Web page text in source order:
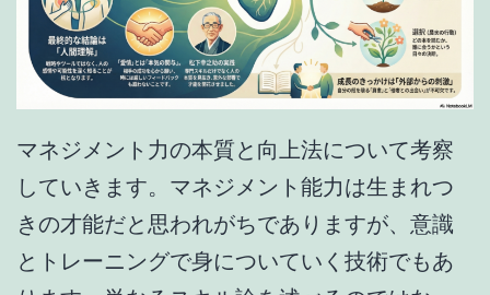
マネジメント力の本質と向上法について考察
していきます。マネジメント能力は生まれつ
きの才能だと思われがちでありますが、意識
とトレーニングで身についていく技術でもあ